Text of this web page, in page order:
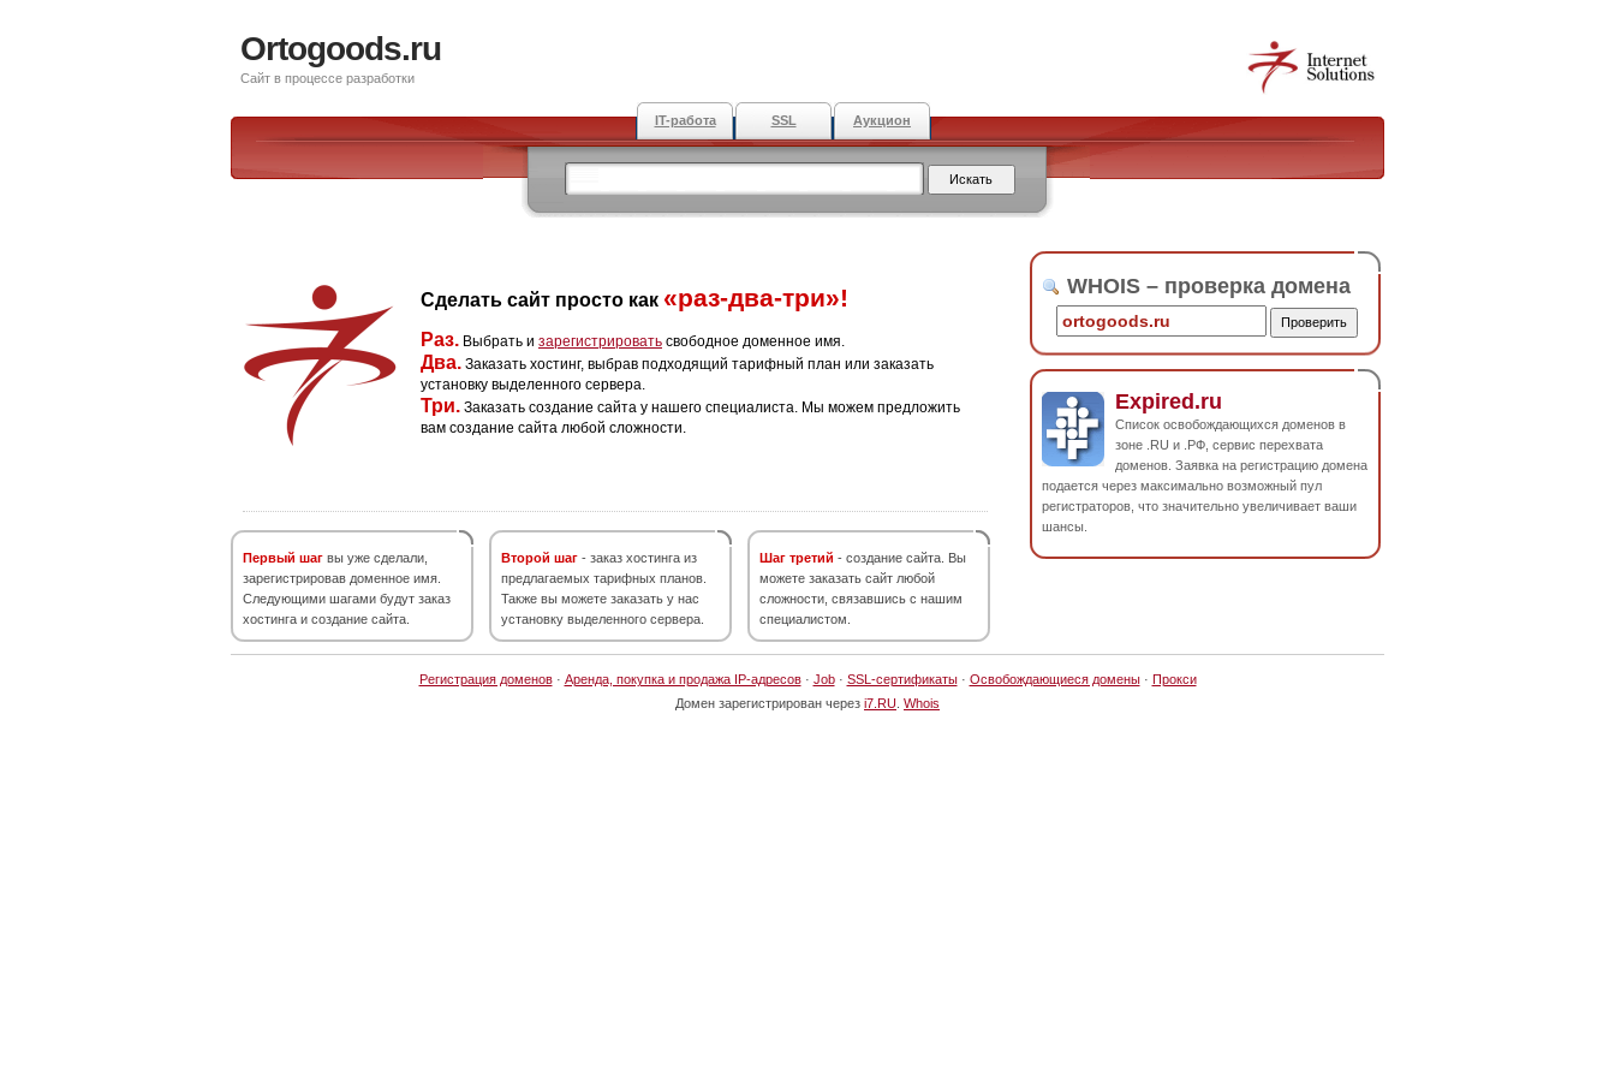
Ortogoods.ru
Сайт в процессе разработки
IT-работа SSL Аукцион
Сделать сайт просто как «раз-два-три»!
Раз. Выбрать и зарегистрировать свободное доменное имя.
Два. Заказать хостинг, выбрав подходящий тарифный план или заказать
установку выделенного сервера.
Три. Заказать создание сайта у нашего специалиста. Мы можем предложить
вам создание сайта любой сложности.
Первый шаг вы уже сделали,
зарегистрировав доменное имя.
Следующими шагами будут заказ
хостинга и создание сайта.
Второй шаг - заказ хостинга из
предлагаемых тарифных планов.
Также вы можете заказать у нас
установку выделенного сервера.
Шаг третий - создание сайта. Вы
можете заказать сайт любой
сложности, связавшись с нашим
специалистом.
WHOIS – проверка домена
Expired.ru
Список освобождающихся доменов в
зоне .RU и .РФ, сервис перехвата
доменов. Заявка на регистрацию домена
подается через максимально возможный пул
регистраторов, что значительно увеличивает ваши
шансы.
Регистрация доменов· Аренда, покупка и продажа IP-адресов· Job· SSL-сертификаты· Освобождающиеся домены· Прокси
Домен зарегистрирован через i7.RU Whois